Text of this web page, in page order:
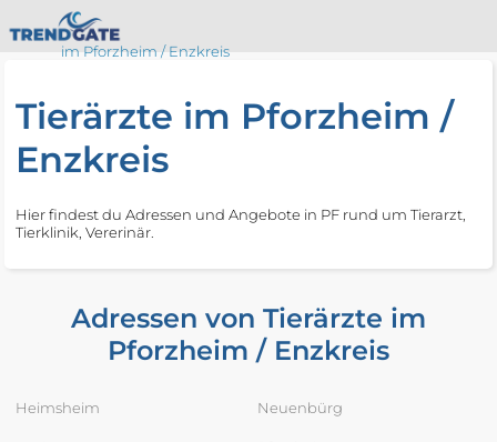
im Pforzheim / Enzkreis
Tierärzte im Pforzheim /
Enzkreis
Hier findest du Adressen und Angebote in PF rund um Tierarzt,
Tierklinik, Vererinär.
Adressen von Tierärzte im
Pforzheim / Enzkreis
Heimsheim Neuenbürg